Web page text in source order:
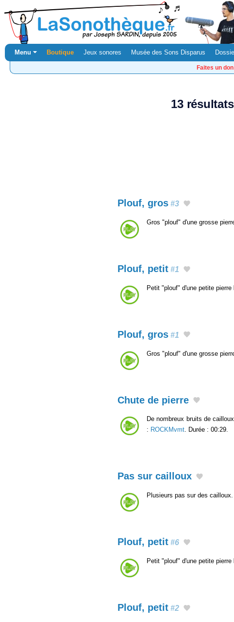
Menu ⏷ Boutique Jeux sonores Musée des Sons Disparus
Faites un
13
Plouf, gros #3
Gros "plouf" d'une grosse
Plouf, petit #1
Petit "plouf" d'une petite pierre
Plouf, gros #1
Gros "plouf" d'une grosse
Chute de pierre
De nombreux bruits de
: ROCKMvmt. Durée : 00:29.
Pas sur cailloux
Plusieurs pas sur des cailloux.
Plouf, petit #6
Petit "plouf" d'une petite
Plouf, petit #2